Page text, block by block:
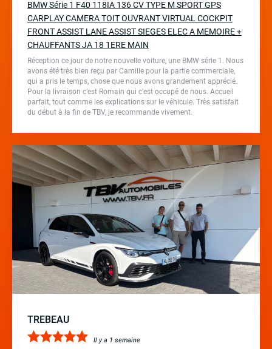
BMW Série 1 F40 118IA 136 CV TYPE M SPORT GPS
CARPLAY CAMERA TOIT OUVRANT VIRTUAL COCKPIT
FRONT ASSIST LANE ASSIST SIEGES ELEC A MEMOIRE +
CHAUFFANTS JA 18 1ERE MAIN
Réception ce jour de notre nouvelle voiture, une BMW série 1. Nous
avons été très bien reçu par Camille pour la partie commerciale,
qui a pris le temps, chose que nous avons grandement apprécié.
Pour la livraison c’est Romain qui c’est occupé de nous. Accueil
parfait, tout comme les explications sur le véhicule. Très satisfait
du début à la fin de TBV, je recommande vivement.
TREBEAU
Il y a 1 semaine